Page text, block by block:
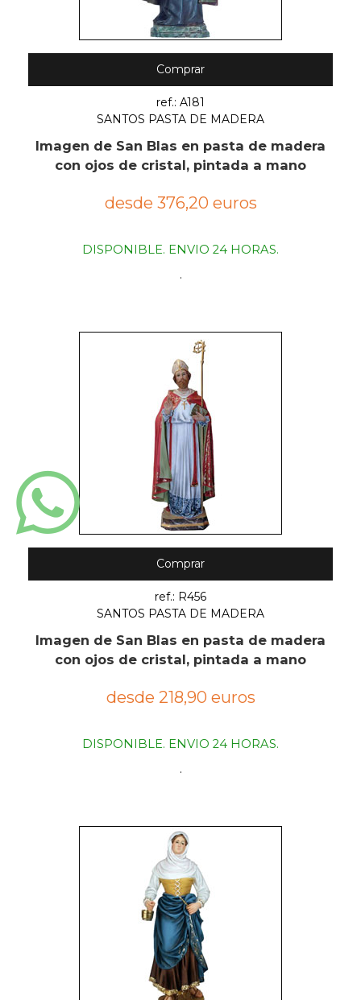
Comprar
ref.: A181
SANTOS PASTA DE MADERA
Imagen de San Blas en pasta de madera
con ojos de cristal, pintada a mano
desde 376,20 euros
DISPONIBLE. ENVIO 24 HORAS.
.
Comprar
ref.: R456
SANTOS PASTA DE MADERA
Imagen de San Blas en pasta de madera
con ojos de cristal, pintada a mano
desde 218,90 euros
DISPONIBLE. ENVIO 24 HORAS.
.